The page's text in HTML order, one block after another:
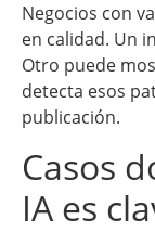
Negocios con
en calidad. Un
Otro puede
detecta esos
publicación.
Casos
IA es